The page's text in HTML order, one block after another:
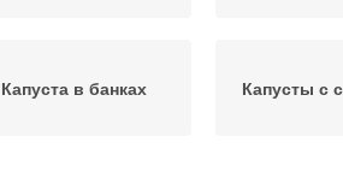
Капуста в банках Капусты с